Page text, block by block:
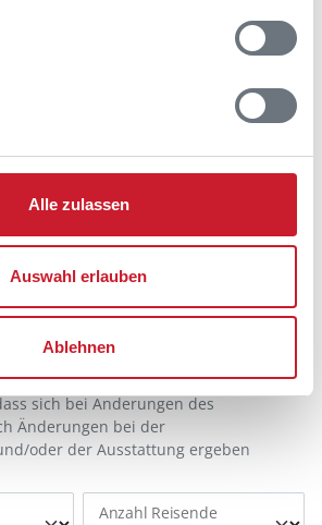
Alle zulassen
Auswahl erlauben
Ablehnen
auswählen
Verfügbarkeit und Preis angezeigt
Anzahl Reisende
sich bei Änderungen des
Änderungen bei der
oder der Ausstattung ergeben